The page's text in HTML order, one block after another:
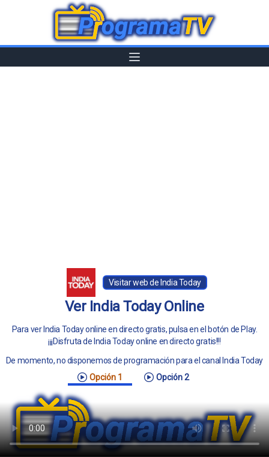
Visitar web de India Today
Ver India Today Online
Para ver India Today online en directo gratis, pulsa en el botón de Play.
¡¡¡Disfruta de India Today online en directo gratis!!!
De momento, no disponemos de programación para el canal India Today
Opción 1
Opción 2